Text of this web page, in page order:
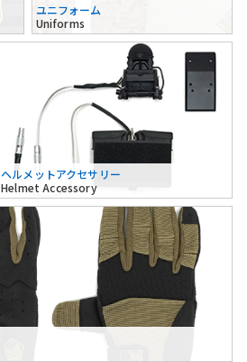
ユニフォーム
Uniforms
ヘルメットアクセサリー
Helmet Accessory